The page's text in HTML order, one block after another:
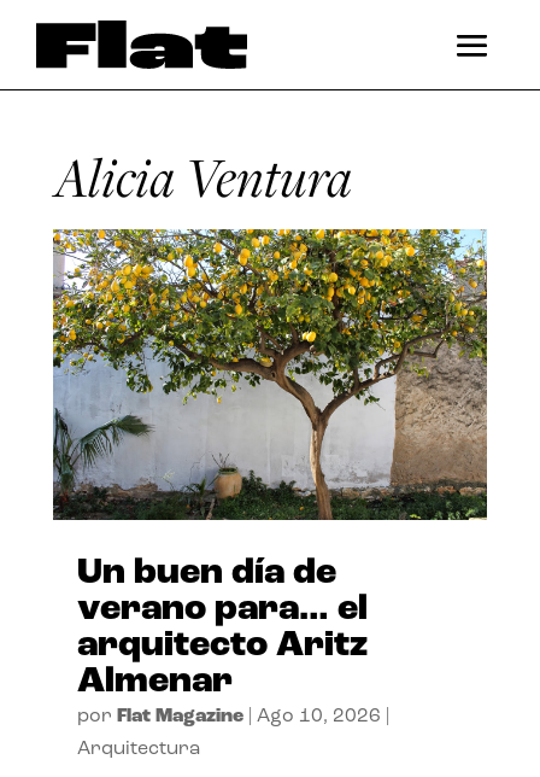
Alicia Ventura
Un buen día de
verano para… el
arquitecto Aritz
Almenar
por Flat Magazine| Ago 10, 2026
Arquitectura